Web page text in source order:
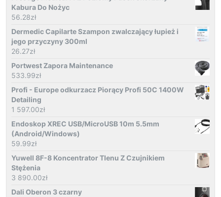
Kabura Do Nożyc
56.28zł
Dermedic Capilarte Szampon zwalczający łupież i
jego przyczyny 300ml
26.27zł
Portwest Zapora Maintenance
533.99zł
Profi - Europe odkurzacz Piorący Profi 50C 1400W
Detailing
1 597.00zł
Endoskop XREC USB/MicroUSB 10m 5.5mm
(Android/Windows)
59.99zł
Yuwell 8F-8 Koncentrator Tlenu Z Czujnikiem
Stężenia
3 890.00zł
Dali Oberon 3 czarny